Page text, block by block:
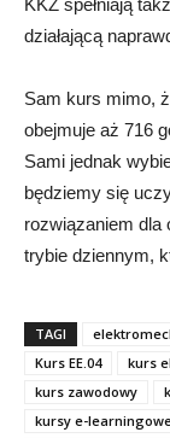
KKZ spełniają
działającą
Sam kurs mimo,
obejmuje aż 716
Sami jednak
będziemy się
rozwiązaniem
trybie dziennym,
TAGI
Kurs EE.04
kurs
kurs zawodowy
kursy e-